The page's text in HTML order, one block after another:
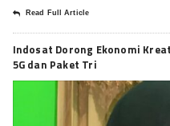
Read Full Article
Indosat Dorong Ekonomi
5G dan Paket Tri